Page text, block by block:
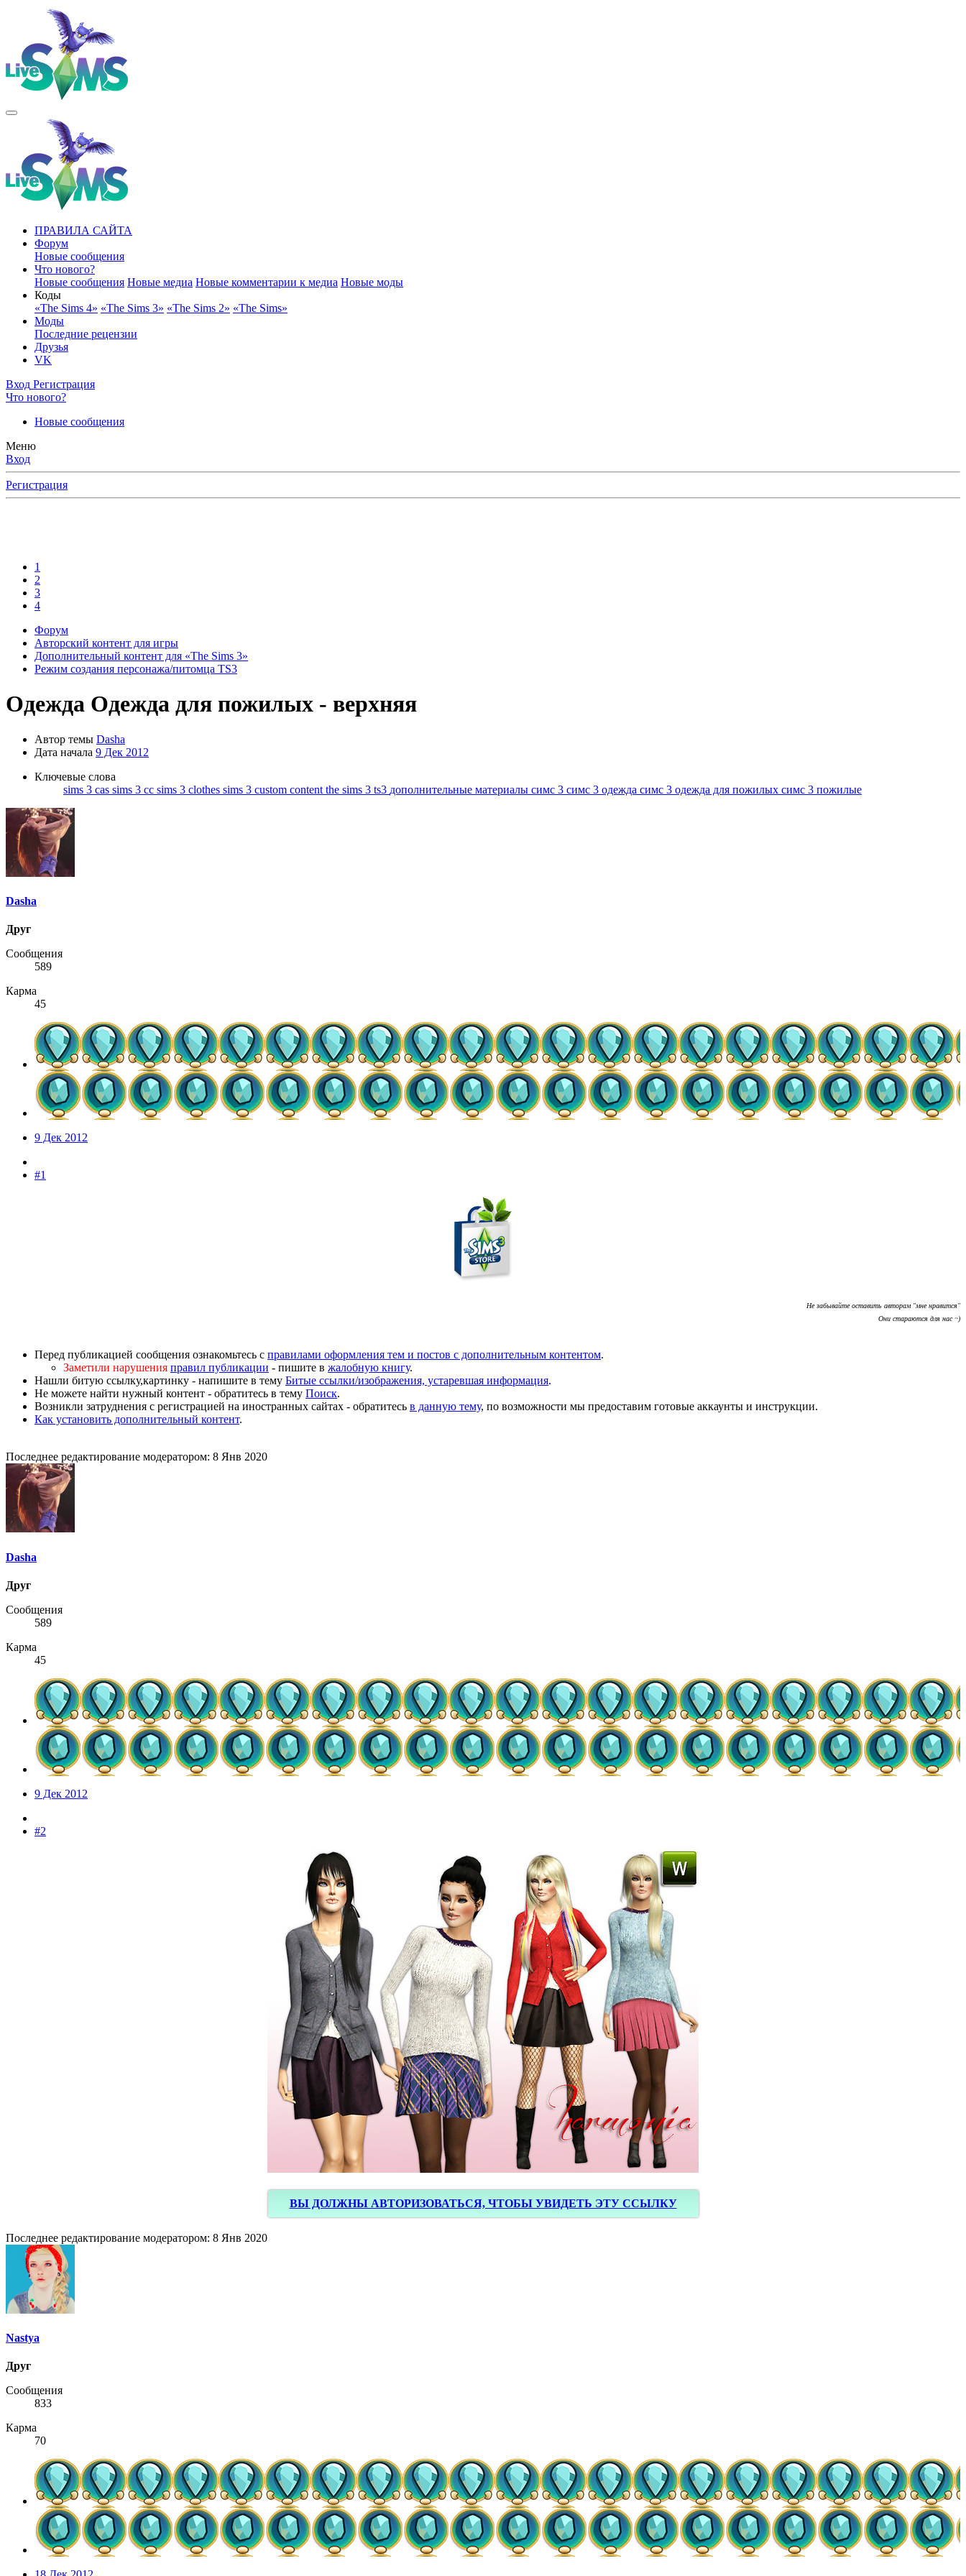
ПРАВИЛА САЙТА
Форум
Новые сообщения
Что нового?
Новые сообщения Новые медиа Новые комментарии к медиа Новые моды
Коды
«The Sims 4» «The Sims 3» «The Sims 2» «The Sims»
Моды
Последние рецензии
Друзья
VK
Вход Регистрация
Что нового?
Новые сообщения
Меню
Вход
Регистрация
1
2
3
4
Форум
Авторский контент для игры
Дополнительный контент для «The Sims 3»
Режим создания персонажа/питомца TS3
Одежда Одежда для пожилых - верхняя
Автор темы Dasha
Дата начала 9 Дек 2012
Ключевые слова
sims 3 cas sims 3 cc sims 3 clothes sims 3 custom content the sims 3 ts3 дополнительные материалы симс 3 симс 3 одежда симс 3 одежда для пожилых симс 3 пожилые
Dasha
Друг
Сообщения
589
Карма
45
9 Дек 2012
#1
Не забывайте оставить авторам "мне нравится"
Они стараются для нас ~)
Перед публикацией сообщения ознакомьтесь с правилами оформления тем и постов с дополнительным контентом.
Заметили нарушения правил публикации - пишите в жалобную книгу.
Нашли битую ссылку,картинку - напишите в тему Битые ссылки/изображения, устаревшая информация.
Не можете найти нужный контент - обратитесь в тему Поиск.
Возникли затруднения с регистрацией на иностранных сайтах - обратитесь в данную тему, по возможности мы предоставим готовые аккаунты и инструкции.
Как установить дополнительный контент.
Последнее редактирование модератором: 8 Янв 2020
Dasha
Друг
Сообщения
589
Карма
45
9 Дек 2012
#2
ВЫ ДОЛЖНЫ АВТОРИЗОВАТЬСЯ, ЧТОБЫ УВИДЕТЬ ЭТУ ССЫЛКУ
Последнее редактирование модератором: 8 Янв 2020
Nastya
Друг
Сообщения
833
Карма
70